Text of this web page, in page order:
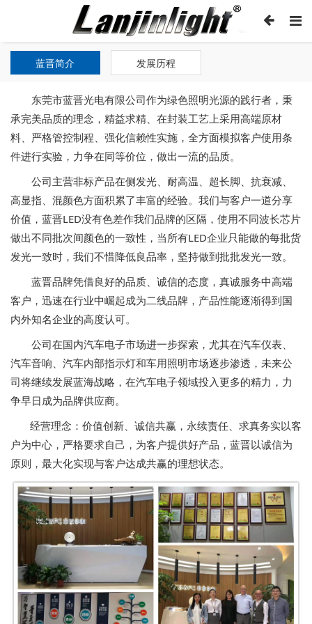
蓝晋简介 发展历程
东莞市蓝晋光电有限公司作为绿色照明光源的践行者，秉
承完美品质的理念，精益求精、在封装工艺上采用高端原材
料、严格管控制程、强化信赖性实施，全方面模拟客户使用条
件进行实验，力争在同等价位，做出一流的品质。
公司主营非标产品在侧发光、耐高温、超长脚、抗衰减、
高显指、混颜色方面积累了丰富的经验。我们与客户一道分享
价值，蓝晋LED没有色差作我们品牌的区隔，使用不同波长芯片
做出不同批次间颜色的一致性，当所有LED企业只能做的每批货
发光一致时，我们不惜降低良品率，坚持做到批批发光一致。
蓝晋品牌凭借良好的品质、诚信的态度，真诚服务中高端
客户，迅速在行业中崛起成为二线品牌，产品性能逐渐得到国
内外知名企业的高度认可。
公司在国内汽车电子市场进一步探索，尤其在汽车仪表、
汽车音响、汽车内部指示灯和车用照明市场逐步渗透，未来公
司将继续发展蓝海战略，在汽车电子领域投入更多的精力，力
争早日成为品牌供应商。
经营理念：价值创新、诚信共赢，永续责任、求真务实以客
户为中心，严格要求自己，为客户提供好产品，蓝晋以诚信为
原则，最大化实现与客户达成共赢的理想状态。